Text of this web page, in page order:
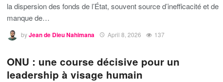
la dispersion des fonds de l’État, souvent source d’inefficacité et de
manque de…
byJean de Dieu Nahimana April 8, 2026 137
ONU : une course décisive pour un
leadership à visage humain